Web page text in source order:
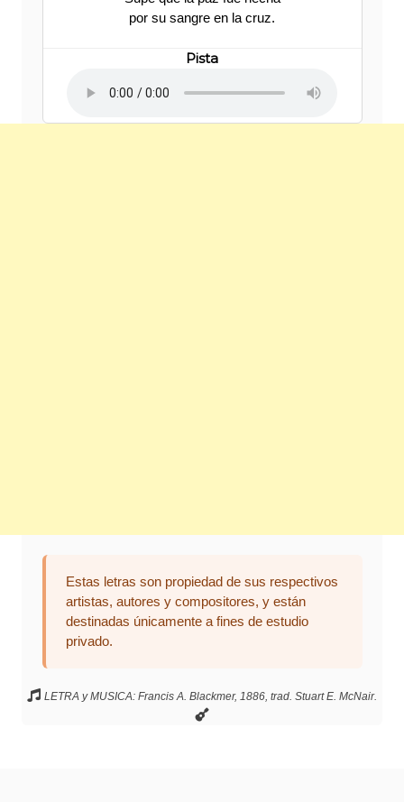
por su sangre en la cruz.
Pista
Estas letras son propiedad de sus respectivos
artistas, autores y compositores, y están
destinadas únicamente a fines de estudio
privado.
LETRA y MUSICA: Francis A. Blackmer, 1886, trad. Stuart E. McNair.